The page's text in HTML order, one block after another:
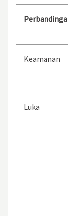
Keamanan
Luka